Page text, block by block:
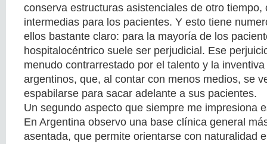
conserva estructuras asistenciales de otro tiempo,
intermedias para los pacientes. Y esto tiene
ellos bastante claro: para la mayoría de los
hospitalocéntrico suele ser perjudicial. Ese
menudo contrarrestado por el talento y la
argentinos, que, al contar con menos medios, se
espabilarse para sacar adelante a sus pacientes.
Un segundo aspecto que siempre me impresiona
En Argentina observo una base clínica general
asentada, que permite orientarse con naturalidad